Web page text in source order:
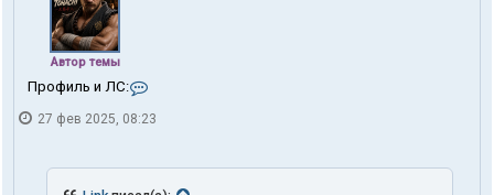
Автор темы
Профиль и ЛС:
н
к
т
27 фев 2025, 08:23